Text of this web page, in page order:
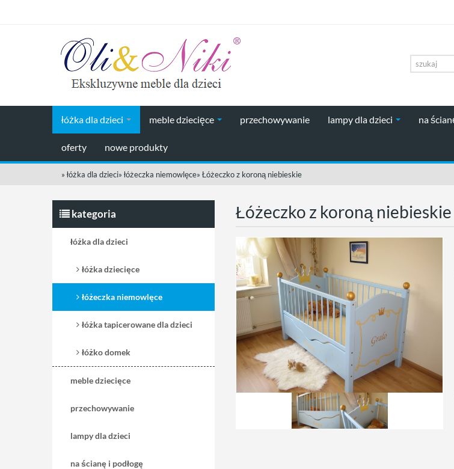
łóżka dla dzieci meble dziecięce przechowywanie lampy dla dzieci na
oferty nowe produkty
» łóżka dla dzieci» łóżeczka niemowlęce» Łóżeczko z koroną niebieskie
Łóżeczko z koroną niebieskie
kategoria
łóżka dla dzieci
łóżka dziecięce
łóżeczka niemowlęce
łóżka tapicerowane dla dzieci
łóżko domek
meble dziecięce
przechowywanie
lampy dla dzieci
na ścianę i podłogę